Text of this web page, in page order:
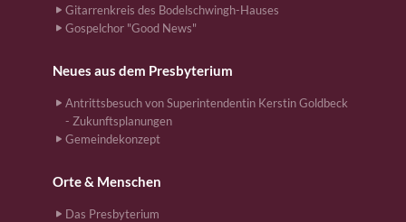
Gitarrenkreis des Bodelschwingh-Hauses
Gospelchor "Good News"
Neues aus dem Presbyterium
Antrittsbesuch von Superintendentin Kerstin Goldbeck
- Zukunftsplanungen
Gemeindekonzept
Orte & Menschen
Das Presbyterium